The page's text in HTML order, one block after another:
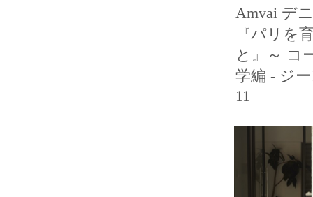
Amvai デ
『パリを
と』～ コ
学編 - ジ
11